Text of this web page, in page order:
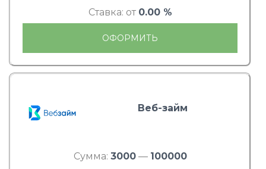
Ставка: от 0.00 %
ОФОРМИТЬ
Веб-займ
Сумма: 3000— 100000